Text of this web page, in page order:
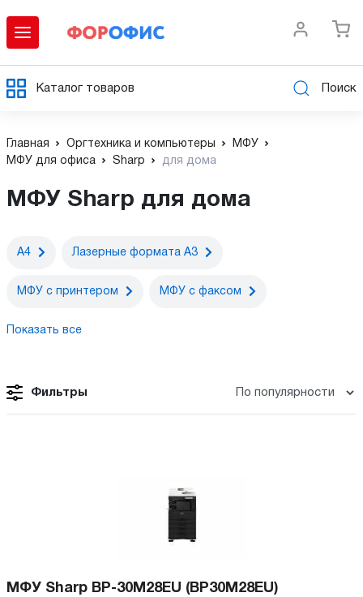
Каталог товаров Поиск
Главная Оргтехника и компьютеры
МФУ
МФУ для офиса
Sharp для дома
МФУ Sharp для дома
А4 Лазерные формата А3
МФУ c принтером МФУ с факсом
Показать все
Фильтры
МФУ Sharp BP-30M28EU (BP30M28EU)